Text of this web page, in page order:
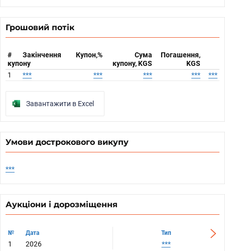
Грошовий потік
#
Закінчення
купону
Купон,%
Сума
купону, KGS
Погашення,
KGS
1
*** *** *** *** ***
Завантажити в Excel
Умови дострокового викупу
***
Аукціони і дорозміщення
№ Дата
1 2026
№ Дата Тип
2026 ***